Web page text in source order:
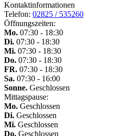
Kontaktinformationen
Telefon: 02825 / 535260
Öffnungszeiten:
Mo. 07:30 - 18:30
Di. 07:30 - 18:30
Mi. 07:30 - 18:30
Do. 07:30 - 18:30
FR. 07:30 - 18:30
Sa. 07:30 - 16:00
Sonne. Geschlossen
Mittagspause:
Mo. Geschlossen
Di. Geschlossen
Mi. Geschlossen
Do. Geschlossen